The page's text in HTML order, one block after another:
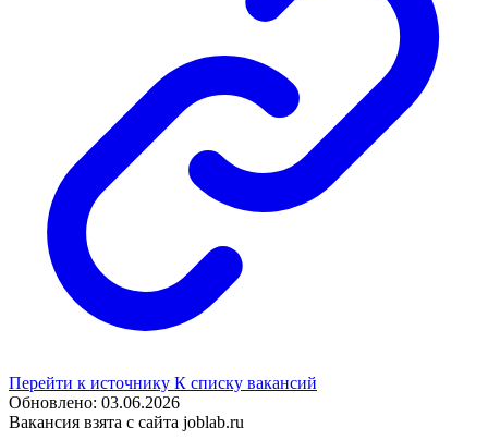
Перейти к источнику К списку вакансий
Обновлено: 03.06.2026
Вакансия взята с сайта joblab.ru